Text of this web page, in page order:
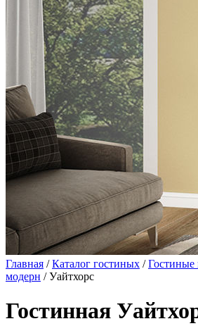
Главная /Каталог гостиных /Гостиные
модерн / Уайтхорс
Гостинная